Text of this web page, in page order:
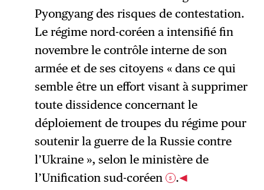
Pyongyang des risques de contestation.
Le régime nord-coréen a intensifié fin
novembre le contrôle interne de son
armée et de ses citoyens « dans ce qui
semble être un effort visant à supprimer
toute dissidence concernant le
déploiement de troupes du régime pour
soutenir la guerre de la Russie contre
l’Ukraine », selon le ministère de
l’Unification sud-coréen
5 .